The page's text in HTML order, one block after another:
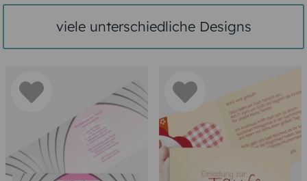
viele unterschiedliche Designs